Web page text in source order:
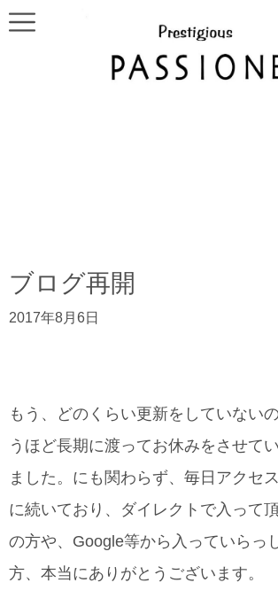
ブログ再開
2017年8月6日
もう、どのくらい更新をしていない
うほど長期に渡ってお休みをさせて
ました。にも関わらず、毎日アクセ
に続いており、ダイレクトで入って
の方や、Google等から入っていらっ
方、本当にありがとうございます。